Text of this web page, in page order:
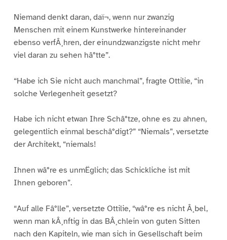
Niemand denkt daran, daï¬, wenn nur zwanzig
Menschen mit einem Kunstwerke hintereinander
ebenso verfÂ¸hren, der einundzwanzigste nicht mehr
viel daran zu sehen hâ°tte”.
“Habe ich Sie nicht auch manchmal”, fragte Ottilie, “in
solche Verlegenheit gesetzt?
Habe ich nicht etwan Ihre Schâ°tze, ohne es zu ahnen,
gelegentlich einmal beschâ°digt?” “Niemals”, versetzte
der Architekt, “niemals!
Ihnen wâ°re es unmËglich; das Schickliche ist mit
Ihnen geboren”.
“Auf alle Fâ°lle”, versetzte Ottilie, “wâ°re es nicht Â¸bel,
wenn man kÂ¸nftig in das BÂ¸chlein von guten Sitten
nach den Kapiteln, wie man sich in Gesellschaft beim